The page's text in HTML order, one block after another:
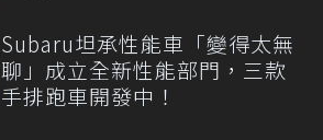
Subaru坦承性能車「變得太無
聊」成立全新性能部門，三款
手排跑車開發中！